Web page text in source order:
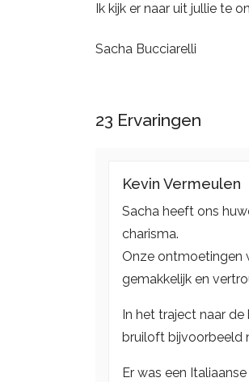
Ik kijk er naar uit jullie te
Sacha Bucciarelli
23 Ervaringen
Kevin Vermeulen
Sacha heeft ons
charisma.
Onze ontmoetingen
gemakkelijk en
In het traject naar
bruiloft bijvoorbeeld
Er was een